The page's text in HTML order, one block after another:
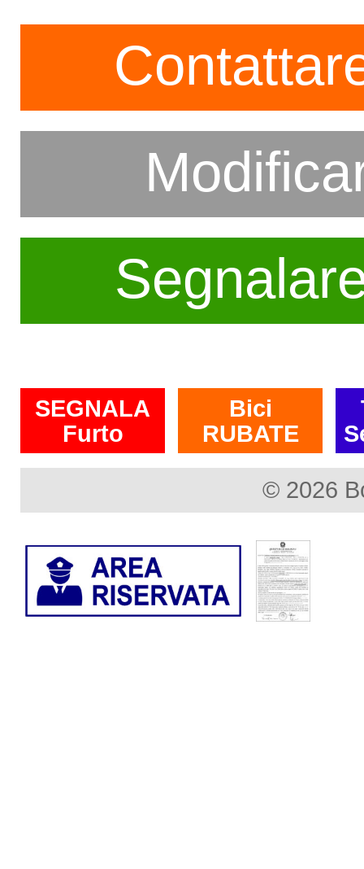
SEGNALA
Furto
Bici
RUBATE
© 2026